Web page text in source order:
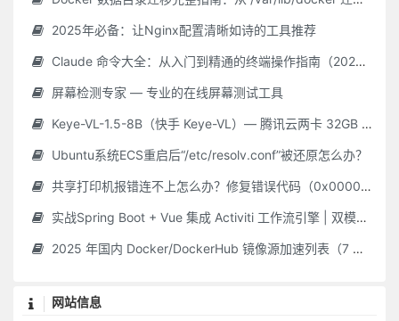
2025年必备：让Nginx配置清晰如诗的工具推荐
Claude 命令大全：从入门到精通的终端操作指南（2025 最新）
屏幕检测专家 — 专业的在线屏幕测试工具
Keye-VL-1.5-8B（快手 Keye-VL）— 腾讯云两卡 32GB GPU **保姆级** 部署指南（Ubuntu 22.04 / CUDA 12.2 / Driver 535.216.01 / Python 3.10）
Ubuntu系统ECS重启后“/etc/resolv.conf”被还原怎么办？
共享打印机报错连不上怎么办？修复错误代码（0x000006d9/0x0000011b 等）最新Win10/11 共享打印机常见问题 + 解决教程，附工具！
实战Spring Boot + Vue 集成 Activiti 工作流引擎 | 双模式简单 & 自定义审批平台
2025 年国内 Docker/DockerHub 镜像源加速列表（7 月 28 日更新 · 长期维护）
网站信息